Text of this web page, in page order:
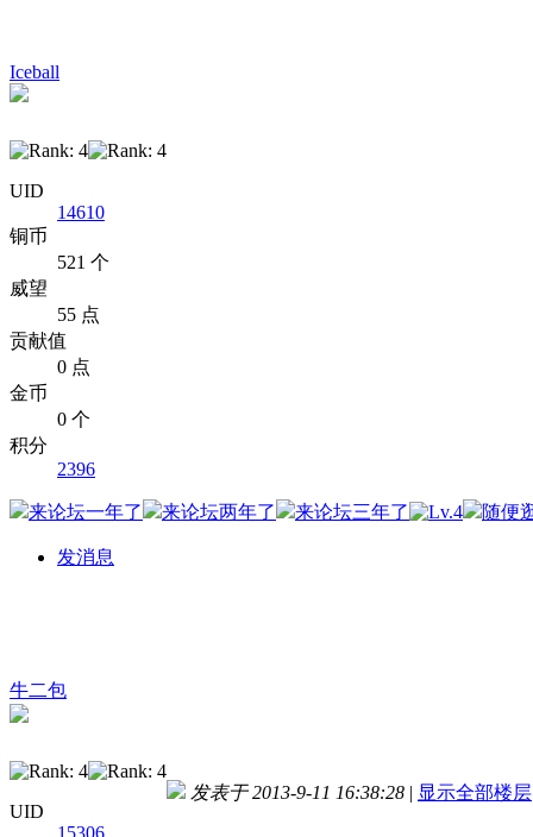
Iceball
UID
14610
铜币
521 个
威望
55 点
贡献值
0 点
金币
0 个
积分
2396
发消息
牛二包
UID
15306
发表于 2013-9-11 16:38:28 | 显示全部楼层